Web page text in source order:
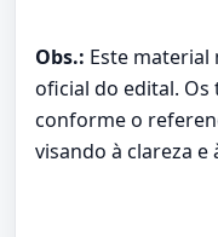
Obs.: Este
oficial do edital. Os
conforme o
visando à clareza